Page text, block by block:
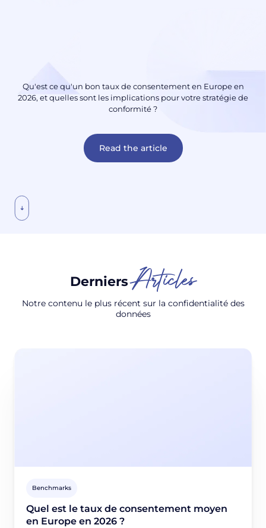
Qu'est ce qu'un bon taux de consentement en Europe en
2026, et quelles sont les implications pour votre stratégie de
conformité ?
Read the article
DerniersArticles
Notre contenu le plus récent sur la confidentialité des
données
Benchmarks
Quel est le taux de consentement moyen
en Europe en 2026 ?